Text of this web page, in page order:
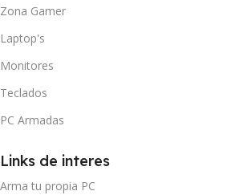
Zona Gamer
Laptop's
Monitores
Teclados
PC Armadas
Links de interes
Arma tu propia PC